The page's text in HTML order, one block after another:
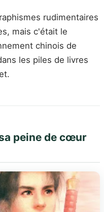
rudimentaires
mais c'était le
chinois de
les piles de livres
peine de cœur